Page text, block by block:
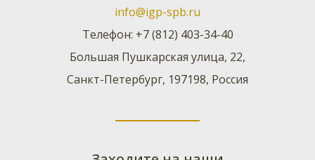
info@igp-spb.ru
Телефон: +7 (812) 403-34-40
Большая Пушкарская улица, 22,
Санкт-Петербург, 197198, Россия